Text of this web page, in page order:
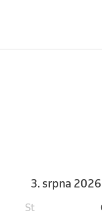
3. srpna
St